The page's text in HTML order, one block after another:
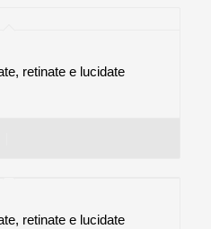
retinate e lucidate
retinate e lucidate